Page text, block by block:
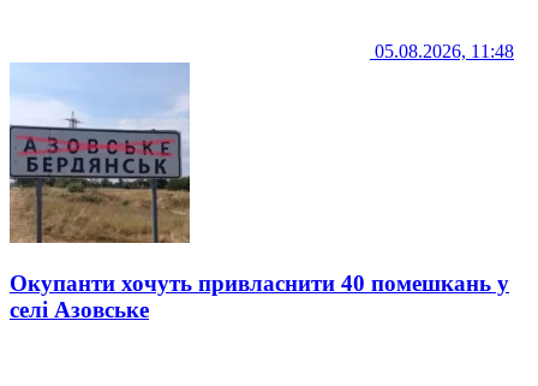
05.08.2026, 11:48
Окупанти хочуть привласнити 40 помешкань у
селі Азовське